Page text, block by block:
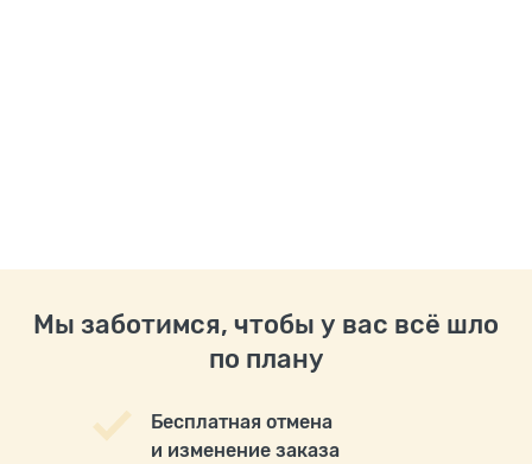
Мы заботимся, чтобы у вас всё шло
по плану
Бесплатная отмена
и изменение заказа